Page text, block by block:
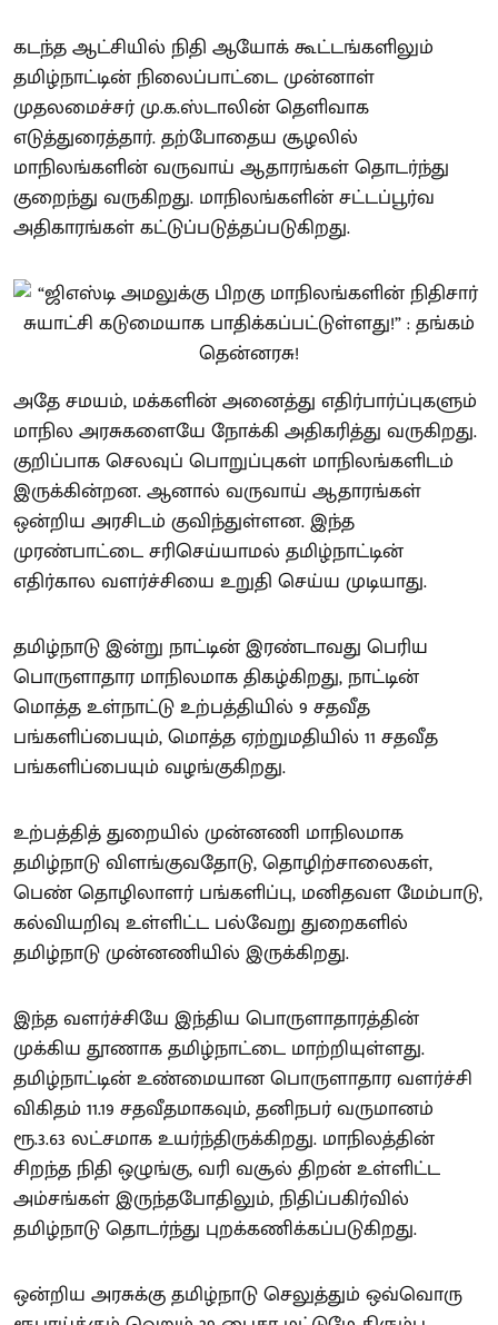
கடந்த ஆட்சியில் நிதி ஆயோக் கூட்டங்களிலும்
தமிழ்நாட்டின் நிலைப்பாட்டை முன்னாள்
முதலமைச்சர் மு.க.ஸ்டாலின் தெளிவாக
எடுத்துரைத்தார். தற்போதைய சூழலில்
மாநிலங்களின் வருவாய் ஆதாரங்கள் தொடர்ந்து
குறைந்து வருகிறது. மாநிலங்களின் சட்டப்பூர்வ
அதிகாரங்கள் கட்டுப்படுத்தப்படுகிறது.
அதே சமயம், மக்களின் அனைத்து எதிர்பார்ப்புகளும்
மாநில அரசுகளையே நோக்கி அதிகரித்து வருகிறது.
குறிப்பாக செலவுப் பொறுப்புகள் மாநிலங்களிடம்
இருக்கின்றன. ஆனால் வருவாய் ஆதாரங்கள்
ஒன்றிய அரசிடம் குவிந்துள்ளன. இந்த
முரண்பாட்டை சரிசெய்யாமல் தமிழ்நாட்டின்
எதிர்கால வளர்ச்சியை உறுதி செய்ய முடியாது.
தமிழ்நாடு இன்று நாட்டின் இரண்டாவது பெரிய
பொருளாதார மாநிலமாக திகழ்கிறது, நாட்டின்
மொத்த உள்நாட்டு உற்பத்தியில் 9 சதவீத
பங்களிப்பையும், மொத்த ஏற்றுமதியில் 11 சதவீத
பங்களிப்பையும் வழங்குகிறது.
உற்பத்தித் துறையில் முன்னணி மாநிலமாக
தமிழ்நாடு விளங்குவதோடு, தொழிற்சாலைகள்,
பெண் தொழிலாளர் பங்களிப்பு, மனிதவள மேம்பாடு,
கல்வியறிவு உள்ளிட்ட பல்வேறு துறைகளில்
தமிழ்நாடு முன்னணியில் இருக்கிறது.
இந்த வளர்ச்சியே இந்திய பொருளாதாரத்தின்
முக்கிய தூணாக தமிழ்நாட்டை மாற்றியுள்ளது.
தமிழ்நாட்டின் உண்மையான பொருளாதார வளர்ச்சி
விகிதம் 11.19 சதவீதமாகவும், தனிநபர் வருமானம்
ரூ.3.63 லட்சமாக உயர்ந்திருக்கிறது. மாநிலத்தின்
சிறந்த நிதி ஒழுங்கு, வரி வசூல் திறன் உள்ளிட்ட
அம்சங்கள் இருந்தபோதிலும், நிதிப்பகிர்வில்
தமிழ்நாடு தொடர்ந்து புறக்கணிக்கப்படுகிறது.
ஒன்றிய அரசுக்கு தமிழ்நாடு செலுத்தும் ஒவ்வொரு